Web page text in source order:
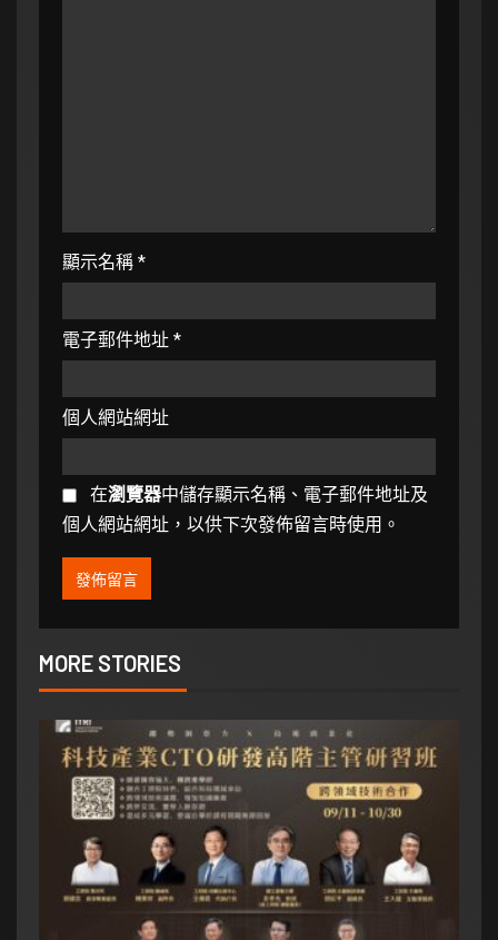
顯示名稱 *
電子郵件地址 *
個人網站網址
在瀏覽器中儲存顯示名稱、電子郵件地址及
個人網站網址，以供下次發佈留言時使用。
MORE STORIES